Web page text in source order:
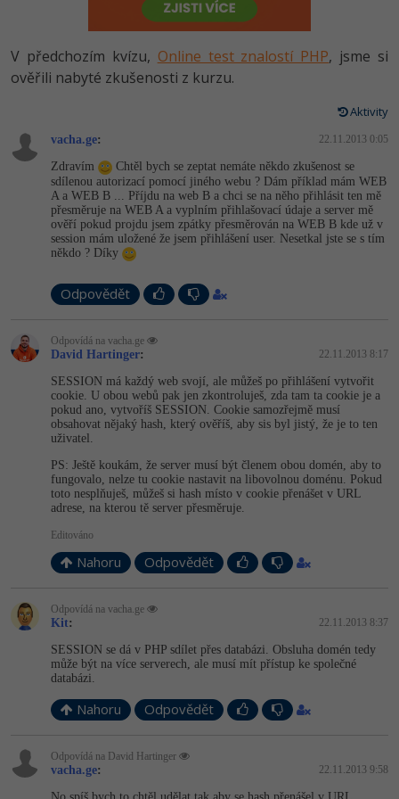
HTML5, CSS3, Bootstrap, SEO
SQL a databáze
UML a návrhové vzory
React
Spring
ASP.NET MVC
PHP
JavaScript
HTML / CSS
UML a návrhové vzory
MySQL/MariaDB
MS-SQL
Vývojář mobilních aplikací
Specialista na AI a bigdata
Webdesigner
Tester
Systémový administrátor
Grafik / UX/UI návrhář
3D grafik
Projektový manažer
Databázový analytik
Copywriter
WordPress specialista
SEO specialista
-80%
JavaScript -80%
C++
Swift -80%
Kotlin -80%
-80%
VB.NET
SQL
Návrh SW -80%
Algoritmy -41%
Umělá inteligence (AI) -10%
Více
Fórum
Kurzy e-commerce
Digitální gramotnost
Kurzy designu
Photoshop
Blog
V předchozím kvízu, Online test znalostí PHP, jsme si
ověřili nabyté zkušenosti z kurzu.
Aktivity
vacha.ge: 22.11.2013 0:05
Zdravím
Chtěl bych se zeptat nemáte někdo zkušenost se
sdílenou autorizací pomocí jiného webu ? Dám příklad mám WEB
A a WEB B ... Příjdu na web B a chci se na něho přihlásit ten mě
přesměruje na WEB A a vyplním přihlašovací údaje a server mě
ověří pokud projdu jsem zpátky přesměrován na WEB B kde už v
session mám uložené že jsem přihlášení user. Nesetkal jste se s tím
někdo ? Díky
Odpovědět
Odpovídá na vacha.ge
David Hartinger: 22.11.2013 8:17
SESSION má každý web svojí, ale můžeš po přihlášení vytvořit
cookie. U obou webů pak jen zkontroluješ, zda tam ta cookie je a
pokud ano, vytvoříš SESSION. Cookie samozřejmě musí
obsahovat nějaký hash, který ověříš, aby sis byl jistý, že je to ten
uživatel.
PS: Ještě koukám, že server musí být členem obou domén, aby to
fungovalo, nelze tu cookie nastavit na libovolnou doménu. Pokud
toto nesplňuješ, můžeš si hash místo v cookie přenášet v URL
adrese, na kterou tě server přesměruje.
Editováno
Nahoru Odpovědět
Odpovídá na vacha.ge
Kit: 22.11.2013 8:37
SESSION se dá v PHP sdílet přes databázi. Obsluha domén tedy
může být na více serverech, ale musí mít přístup ke společné
databázi.
Nahoru Odpovědět
Odpovídá na David Hartinger
vacha.ge: 22.11.2013 9:58